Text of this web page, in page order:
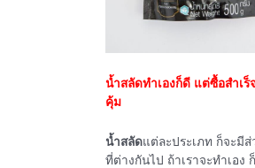
น้ำสลัดทำเองก็ดี แต่ซื้อสำเร็
คุ้ม
น้ำสลัดแต่ละประเภท ก็จะมีส่
ที่ต่างกันไป ถ้าเราจะทำเอง